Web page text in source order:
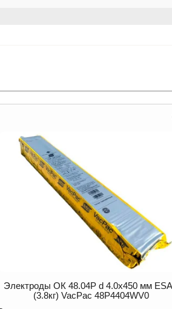
Электроды АТЛАНТ d 4.0 мм Тольятти (5
-23%